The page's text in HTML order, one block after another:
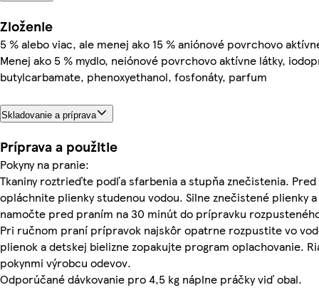
Zloženie
5 % alebo viac, ale menej ako 15 % aniónové povrchovo
Menej ako 5 % mydlo, neiónové povrchovo aktívne látky,
butylcarbamate, phenoxyethanol, fosfonáty, parfum
Skladovanie a príprava
Príprava a použitie
Pokyny na pranie:
Tkaniny roztrieďte podľa sfarbenia a stupňa znečistenia.
opláchnite plienky studenou vodou. Silne znečistené plienky
namočte pred praním na 30 minút do prípravku
Pri ručnom praní prípravok najskôr opatrne rozpustite vo
plienok a detskej bielizne zopakujte program oplachovanie.
pokynmi výrobcu odevov.
Odporúčané dávkovanie pro 4,5 kg náplne práčky viď obal.